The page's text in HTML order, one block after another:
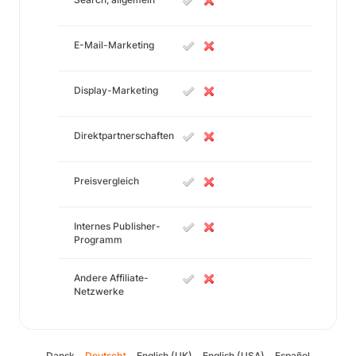
E-Mail-Marketing
Display-Marketing
Direktpartnerschaften
Preisvergleich
Internes Publisher-
Programm
Andere Affiliate-
Netzwerke